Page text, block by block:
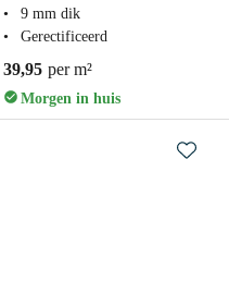
9 mm dik
Gerectificeerd
39,95 per m²
Morgen in huis